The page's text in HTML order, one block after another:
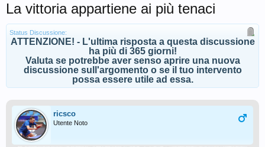
La vittoria appartiene ai più tenaci
Status Discussione:
ATTENZIONE! - L'ultima risposta a questa discussione
ha più di 365 giorni!
Valuta se potrebbe aver senso aprire una nuova
discussione sull'argomento o se il tuo intervento
possa essere utile ad essa.
ricsco
Utente Noto